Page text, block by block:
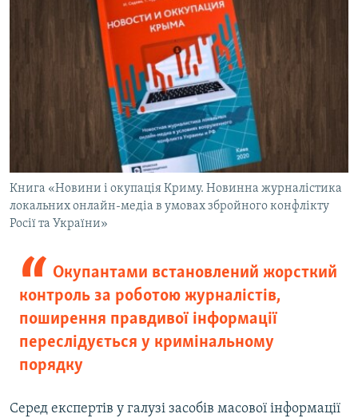
Книга «Новини і окупація Криму. Новинна журналістика
локальних онлайн-медіа в умовах збройного конфлікту
Росії та України»
Окупантами встановлений жорсткий
контроль за роботою журналістів,
поширення правдивої інформації
переслідується у кримінальному
порядку
Серед експертів у галузі засобів масової інформації